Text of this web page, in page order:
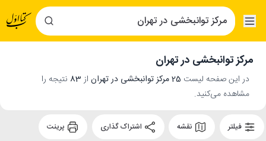
مرکز توانبخشی در تهران
در این صفحه لیست 25 مرکز توانبخشی در تهران از 83 نتیجه را
مشاهده می‌کنید.
فیلتر نقشه